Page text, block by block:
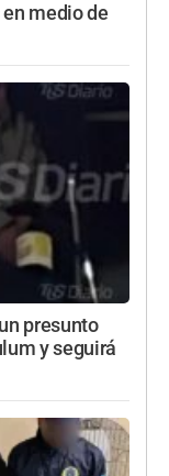
medio de
presunto
y seguirá